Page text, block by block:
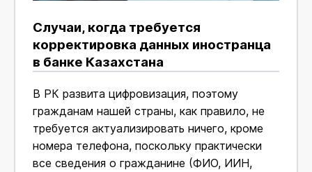
Случаи, когда требуется
корректировка данных иностранца
в банке Казахстана
В РК развита цифровизация, поэтому
гражданам нашей страны, как правило, не
требуется актуализировать ничего, кроме
номера телефона, поскольку практически
все сведения о гражданине (ФИО, ИИН,